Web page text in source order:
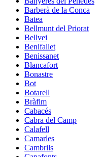
Barberà de la Conca
Batea
Bellmunt del Priorat
Bellvei
Benifallet
Benissanet
Blancafort
Bonastre
Bot
Botarell
Bràfim
Cabacés
Cabra del Camp
Calafell
Camarles
Cambrils